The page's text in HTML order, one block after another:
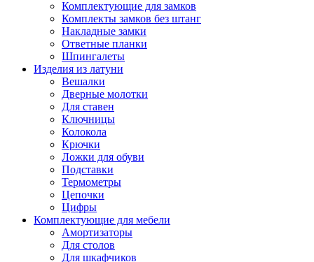
Комплектующие для замков
Комплекты замков без штанг
Накладные замки
Ответные планки
Шпингалеты
Изделия из латуни
Вешалки
Дверные молотки
Для ставен
Ключницы
Колокола
Крючки
Ложки для обуви
Подставки
Термометры
Цепочки
Цифры
Комплектующие для мебели
Амортизаторы
Для столов
Для шкафчиков